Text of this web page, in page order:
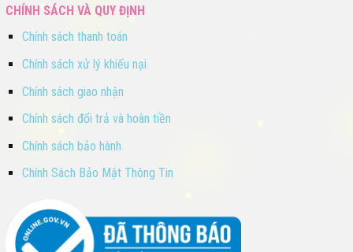
CHÍNH SÁCH VÀ QUY ĐỊNH
Chính sách thanh toán
Chính sách xử lý khiếu nại
Chính sách giao nhận
Chính sách đổi trả và hoàn tiền
Chính sách bảo hành
Chính Sách Bảo Mật Thông Tin